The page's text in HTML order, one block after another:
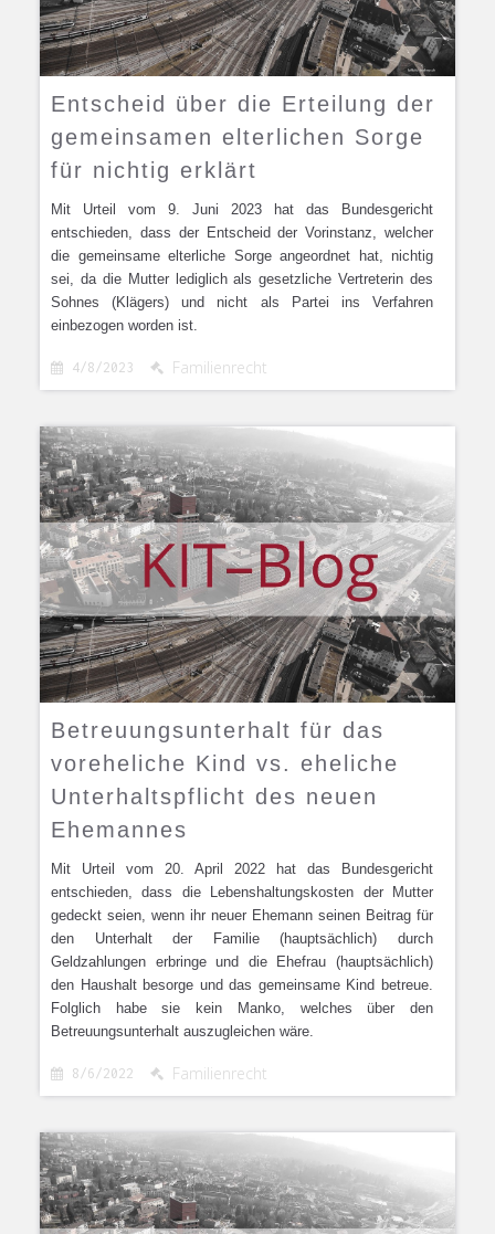
Entscheid über die Erteilung der
gemeinsamen elterlichen Sorge
für nichtig erklärt
Mit Urteil vom 9. Juni 2023 hat das Bundesgericht
entschieden, dass der Entscheid der Vorinstanz, welcher
die gemeinsame elterliche Sorge angeordnet hat, nichtig
sei, da die Mutter lediglich als gesetzliche Vertreterin des
Sohnes (Klägers) und nicht als Partei ins Verfahren
einbezogen worden ist.
 4/8/2023  Familienrecht
Betreuungsunterhalt für das
voreheliche Kind vs. eheliche
Unterhaltspflicht des neuen
Ehemannes
Mit Urteil vom 20. April 2022 hat das Bundesgericht
entschieden, dass die Lebenshaltungskosten der Mutter
gedeckt seien, wenn ihr neuer Ehemann seinen Beitrag für
den Unterhalt der Familie (hauptsächlich) durch
Geldzahlungen erbringe und die Ehefrau (hauptsächlich)
den Haushalt besorge und das gemeinsame Kind betreue.
Folglich habe sie kein Manko, welches über den
Betreuungsunterhalt auszugleichen wäre.
 8/6/2022  Familienrecht